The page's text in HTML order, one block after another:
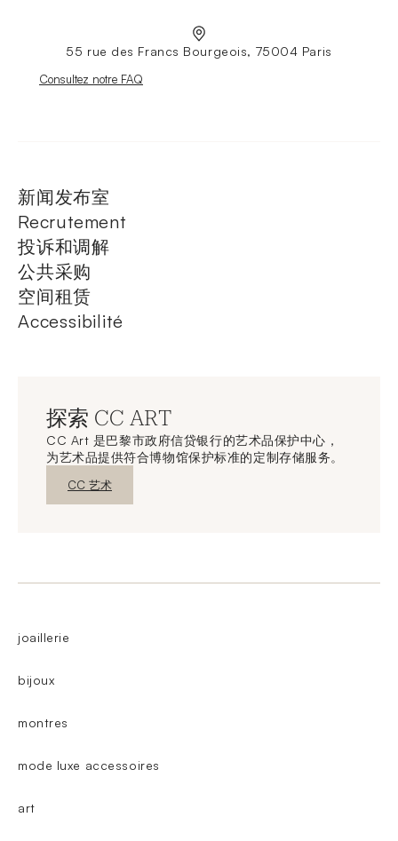
55 rue des Francs Bourgeois, 75004 Paris
Nouvelle fenêtre
Consultez notre FAQ
新闻发布室
Recrutement
投诉和调解
公共采购
空间租赁
Accessibilité
探索 CC ART
CC Art 是巴黎市政府信贷银行的艺术品保护中心，
为艺术品提供符合博物馆保护标准的定制存储服务。
新窗口发现
CC 艺术
joaillerie
bijoux
montres
mode luxe accessoires
art